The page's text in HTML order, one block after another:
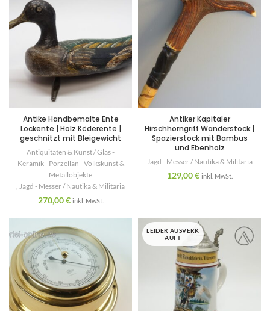
Antike Handbemalte Ente
Lockente | Holz Köderente |
geschnitzt mit Bleigewicht
Antiquitäten & Kunst / Glas -
Keramik - Porzellan - Volkskunst &
Metallobjekte
, Jagd - Messer / Nautika & Militaria
270,00€ inkl. MwSt.
Antiker Kapitaler
Hirschhorngriff Wanderstock |
Spazierstock mit Bambus
und Ebenholz
Jagd - Messer / Nautika & Militaria
129,00€ inkl. MwSt.
LEIDER AUSVERK
AUFT